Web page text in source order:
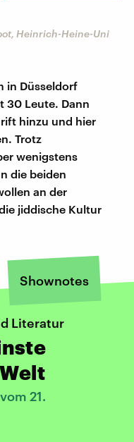
Heinrich-Heine-Uni
in Düsseldorf
30 Leute. Dann
hinzu und hier
Trotz
wenigstens
die beiden
an der
jiddische Kultur
Shownotes
Literatur
21.